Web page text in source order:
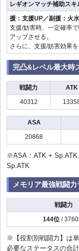
レギオンマッチ補助スキ
援：支援UP／副援：火
支援/妨害時、一定確率
アップさせる。
さらに、支援/妨害効果
完凸&レベル最大時
戦闘力 ATK
40312
ASA
20868
※ASA：ATK + Sp.ATK
Sp.ATK
メモリア最強戦闘
戦闘力
144位/ 3760
※【役割別戦闘力】は
必要なステータスの合